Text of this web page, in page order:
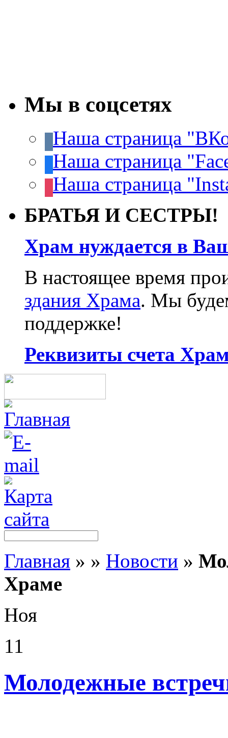
Мы в соцсетях
Наша страница
Наша страница
Наша страница
БРАТЬЯ И СЕСТРЫ!
Храм нуждается в
В настоящее время
здания Храма. Мы
поддержке!
Реквизиты счета
Главная » » Новости »
Храме
Ноя
11
Молодежные